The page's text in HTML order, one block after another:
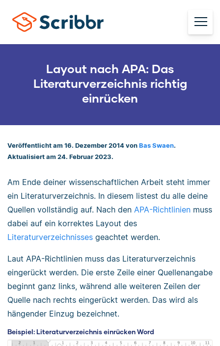
Layout nach APA: Das
Literaturverzeichnis richtig
einrücken
Veröffentlicht am 16. Dezember 2014 von Bas Swaen.
Aktualisiert am 24. Februar 2023.
Am Ende deiner wissenschaftlichen Arbeit steht immer
ein Literaturverzeichnis. In diesem listest du alle deine
Quellen vollständig auf. Nach den APA-Richtlinien muss
dabei auf ein korrektes Layout des
Literaturverzeichnisses geachtet werden.
Laut APA-Richtlinien muss das Literaturverzeichnis
eingerückt werden. Die erste Zeile einer Quellenangabe
beginnt ganz links, während alle weiteren Zeilen der
Quelle nach rechts eingerückt werden. Das wird als
hängender Einzug bezeichnet.
Beispiel: Literaturverzeichnis einrücken Word